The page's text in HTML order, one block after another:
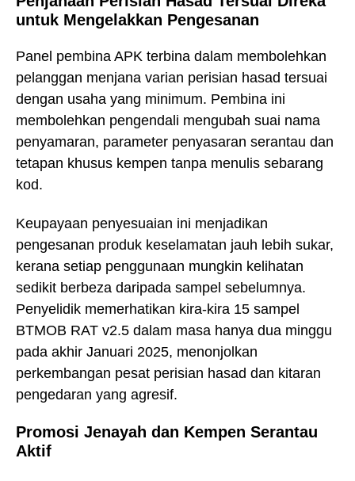
untuk Mengelakkan Pengesanan
Panel pembina APK terbina dalam membolehkan
pelanggan menjana varian perisian hasad tersuai
dengan usaha yang minimum. Pembina ini
membolehkan pengendali mengubah suai nama
penyamaran, parameter penyasaran serantau dan
tetapan khusus kempen tanpa menulis sebarang
kod.
Keupayaan penyesuaian ini menjadikan
pengesanan produk keselamatan jauh lebih sukar,
kerana setiap penggunaan mungkin kelihatan
sedikit berbeza daripada sampel sebelumnya.
Penyelidik memerhatikan kira-kira 15 sampel
BTMOB RAT v2.5 dalam masa hanya dua minggu
pada akhir Januari 2025, menonjolkan
perkembangan pesat perisian hasad dan kitaran
pengedaran yang agresif.
Promosi Jenayah dan Kempen Serantau
Aktif